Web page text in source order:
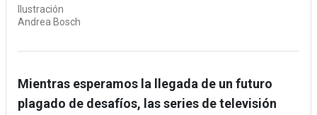
Ilustración
Andrea Bosch
Mientras esperamos la llegada de un futuro
plagado de desafíos, las series de televisión